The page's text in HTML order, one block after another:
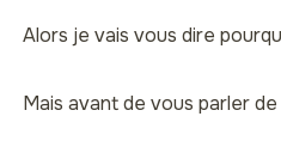
Alors je vais vous dire
Mais avant de vous parler